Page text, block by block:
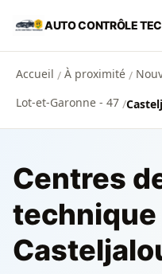
Aller au contenu
AUTO CONTRÔLE
Accueil / À proximité /
Lot-et-Garonne - 47 /
Centres
technique